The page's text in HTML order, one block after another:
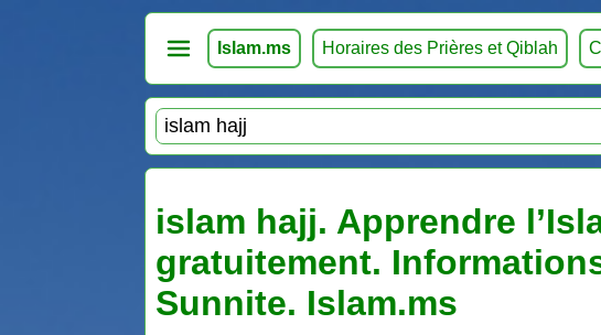
Islam.ms Horaires des Prières et Qiblah
islam hajj. Apprendre
gratuitement.
Sunnite. Islam.ms